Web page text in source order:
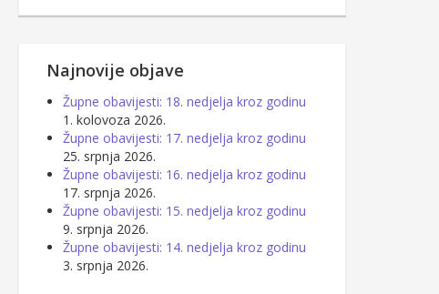
Najnovije objave
Župne obavijesti: 18. nedjelja kroz godinu
1. kolovoza 2026.
Župne obavijesti: 17. nedjelja kroz godinu
25. srpnja 2026.
Župne obavijesti: 16. nedjelja kroz godinu
17. srpnja 2026.
Župne obavijesti: 15. nedjelja kroz godinu
9. srpnja 2026.
Župne obavijesti: 14. nedjelja kroz godinu
3. srpnja 2026.